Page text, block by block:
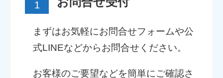
まずはお気軽にお問合せフォームや公
式LINEなどからお問合せください。
お客様のご要望などを簡単にご確認さ